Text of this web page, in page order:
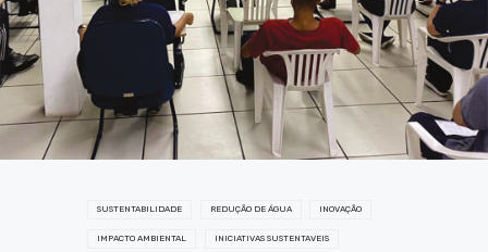
SUSTENTABILIDADE REDUÇÃO DE ÁGUA INOVAÇÃO
IMPACTO AMBIENTAL INICIATIVAS SUSTENTAVEIS